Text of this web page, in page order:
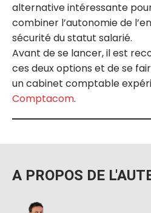
alternative intéressante
combiner l’autonomie de
sécurité du statut salarié.
Avant de se lancer, il est
ces deux options et de se
un cabinet comptable
Comptacom.
A PROPOS DE